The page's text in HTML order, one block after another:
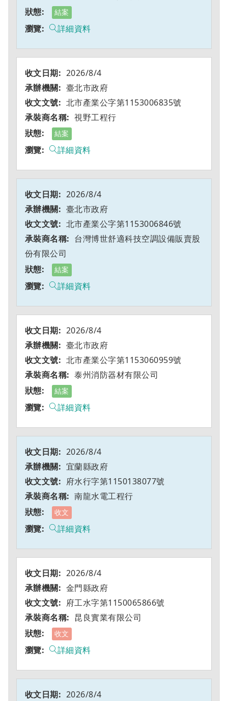
結案
詳細資料
2026/8/4
臺北市政府
北市產業公字第1153006835號
視野工程行
結案
詳細資料
2026/8/4
臺北市政府
北市產業公字第1153006846號
台灣博世舒適科技空調設備販賣股
份有限公司
結案
詳細資料
2026/8/4
臺北市政府
北市產業公字第1153060959號
泰州消防器材有限公司
結案
詳細資料
2026/8/4
宜蘭縣政府
府水行字第1150138077號
南龍水電工程行
收文
詳細資料
2026/8/4
金門縣政府
府工水字第1150065866號
昆良實業有限公司
收文
詳細資料
2026/8/4